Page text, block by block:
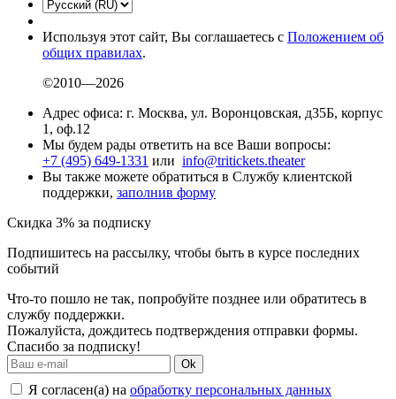
Используя этот сайт, Вы соглашаетесь с Положением об
общих правилах.
©2010—2026
Адрес офиса: г. Москва, ул. Воронцовская, д35Б, корпус
1, оф.12
Мы будем рады ответить на все Ваши вопросы:
+7 (495) 649-1331 или info@tritickets.theater
Вы также можете обратиться в Службу клиентской
поддержки, заполнив форму
Скидка 3% за подписку
Подпишитесь на рассылку, чтобы быть в курсе последних
событий
Что-то пошло не так, попробуйте позднее или обратитесь в
службу поддержки.
Пожалуйста, дождитесь подтверждения отправки формы.
Спасибо за подписку!
Ok
Я согласен(а) на обработку персональных данных